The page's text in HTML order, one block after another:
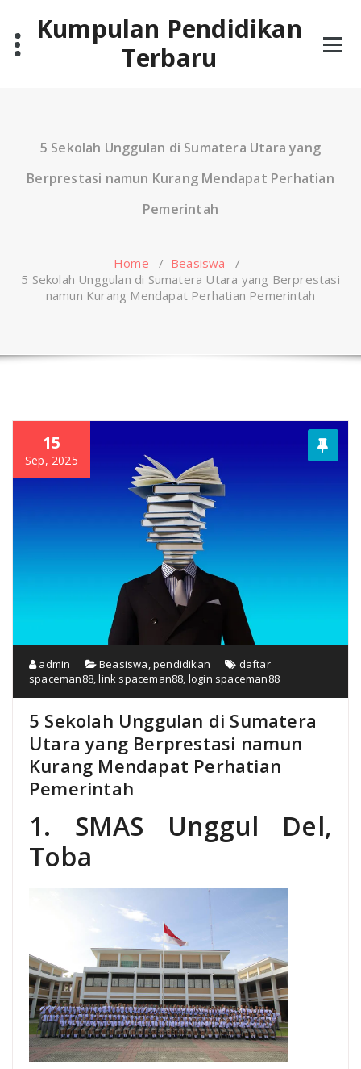
contentKumpulan Pendidikan
Terbaru
5 Sekolah Unggulan di Sumatera Utara yang
Berprestasi namun Kurang Mendapat Perhatian
Pemerintah
Home / Beasiswa /
5 Sekolah Unggulan di Sumatera Utara yang Berprestasi
namun Kurang Mendapat Perhatian Pemerintah
15
Sep, 2025
admin Beasiswa,pendidikan
daftar
spaceman88,link spaceman88, login spaceman88
5 Sekolah Unggulan di Sumatera
Utara yang Berprestasi namun
Kurang Mendapat Perhatian
Pemerintah
1. SMAS Unggul Del,
Toba